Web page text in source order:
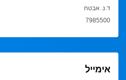
ד.נ. אבטח
7985500
אימייל